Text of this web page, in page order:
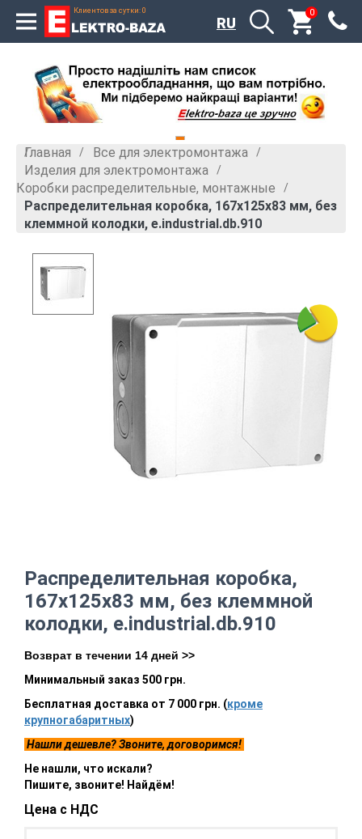
Клиентов за сутки: 0 0
RU
Главная » Все для электромонтажа »
Изделия для электромонтажа »
Коробки распределительные, монтажные »
Распределительная коробка, 167х125х83 мм, без
клеммной колодки, e.industrial.db.910
Распределительная коробка,
167х125х83 мм, без клеммной
колодки, e.industrial.db.910
Возврат в течении 14 дней >>
Минимальный заказ 500 грн.
Бесплатная доставка от 7 000 грн. (кроме
крупногабаритных)
Нашли дешевле? Звоните, договоримся!
Не нашли, что искали?
Пишите, звоните! Найдём!
Цена с НДС